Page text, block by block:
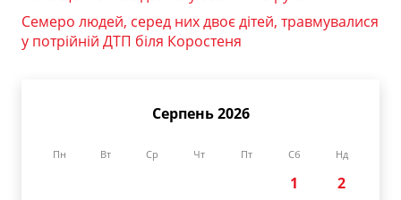
Семеро людей, серед них двоє дітей, травмувалися
у потрійній ДТП біля Коростеня
Серпень 2026
Пн Вт Ср Чт Пт Сб Нд
1
2